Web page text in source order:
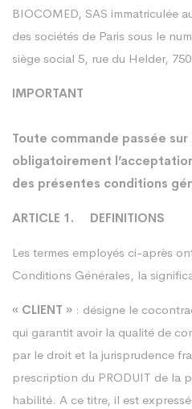
BIOCOMED, SAS immatriculée
des sociétés de Paris sous le
siège social 5, rue du Helder,
IMPORTANT
Toute commande passée sur
obligatoirement
des présentes conditions
ARTICLE 1. DEFINITIONS
Les termes employés ci-après
Conditions Générales, la
« CLIENT » : désigne le
qui garantit avoir la qualité de
par le droit et la jurisprudence
prescription du PRODUIT de la
habilité. A ce titre, il est